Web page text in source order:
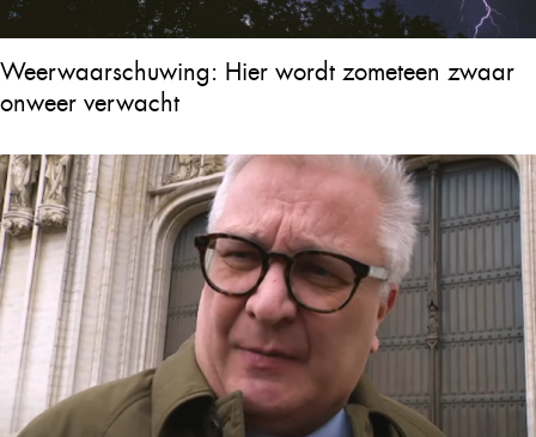
Weerwaarschuwing: Hier wordt zometeen zwaar
onweer verwacht